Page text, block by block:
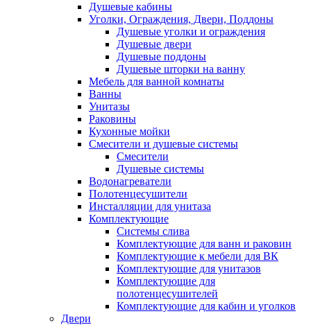
Душевые кабины
Уголки, Ограждения, Двери, Поддоны
Душевые уголки и ограждения
Душевые двери
Душевые поддоны
Душевые шторки на ванну
Мебель для ванной комнаты
Ванны
Унитазы
Раковины
Кухонные мойки
Смесители и душевые системы
Смесители
Душевые системы
Водонагреватели
Полотенцесушители
Инсталляции для унитаза
Комплектующие
Системы слива
Комплектующие для ванн и раковин
Комплектующие к мебели для ВК
Комплектующие для унитазов
Комплектующие для
полотенцесушителей
Комплектующие для кабин и уголков
Двери